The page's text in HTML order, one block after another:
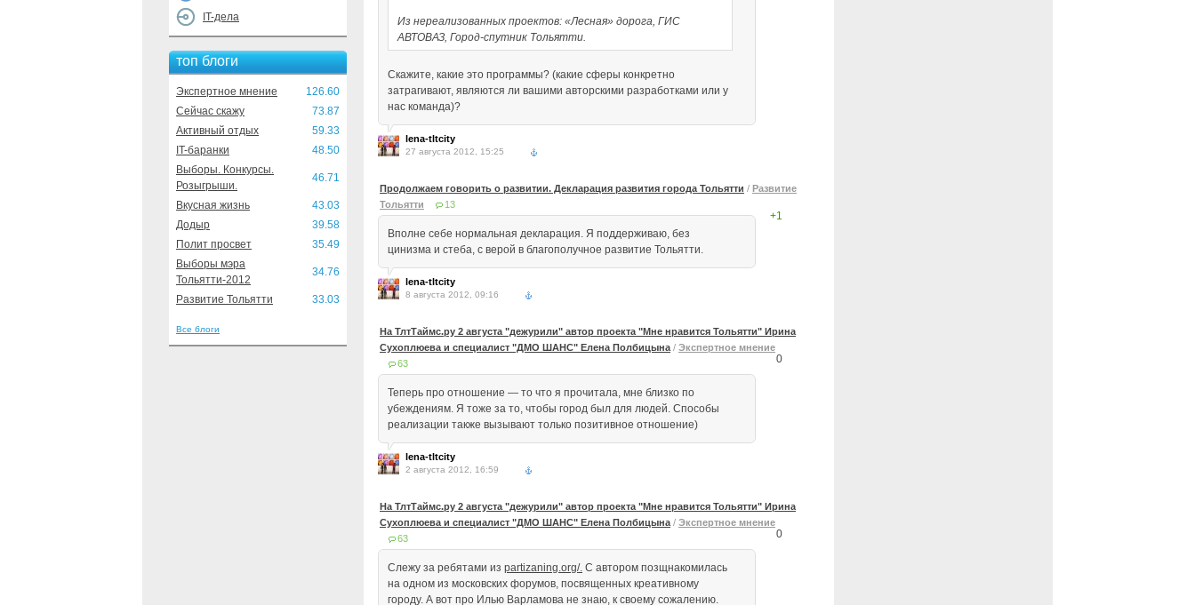
IT-дела
топ блоги
Экспертное мнение
126.60
Сейчас скажу
73.87
Активный отдых
59.33
IT-баранки
48.50
Выборы. Конкурсы.
Розыгрыши.
46.71
Вкусная жизнь
43.03
Додыр
39.58
Полит просвет
35.49
Выборы мэра
Тольятти-2012
34.76
Развитие Тольятти 33.03
Все блоги
Из нереализованных проектов: «Лесная» дорога, ГИС
АВТОВАЗ, Город-спутник Тольятти.
Скажите, какие это программы? (какие сферы конкретно
затрагивают, являются ли вашими авторскими разработками или у
нас команда)?
lena-tltcity
27 августа 2012, 15:25
Продолжаем говорить о развитии. Декларация развития города Тольятти / Развитие
Тольятти
13
+1
Вполне себе нормальная декларация. Я поддерживаю, без
цинизма и стеба, с верой в благополучное развитие Тольятти.
lena-tltcity
8 августа 2012, 09:16
На ТлтТаймс.ру 2 августа "дежурили" автор проекта "Мне нравится Тольятти" Ирина
Сухоплюева и специалист "ДМО ШАНС" Елена Полбицына / Экспертное мнение
63
0
Теперь про отношение — то что я прочитала, мне близко по
убеждениям. Я тоже за то, чтобы город был для людей. Способы
реализации также вызывают только позитивное отношение)
lena-tltcity
2 августа 2012, 16:59
На ТлтТаймс.ру 2 августа "дежурили" автор проекта "Мне нравится Тольятти" Ирина
Сухоплюева и специалист "ДМО ШАНС" Елена Полбицына / Экспертное мнение
63
0
Слежу за ребятами из partizaning.org/. С автором позщнакомилась
на одном из московских форумов, посвященных креативному
городу. А вот про Илью Варламова не знаю, к своему сожалению.